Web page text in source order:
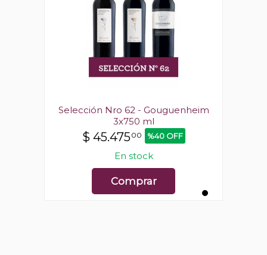
Selección Nro 62 - Gouguenheim
3x750 ml
$ 45.47500 %40 OFF
En stock
Comprar